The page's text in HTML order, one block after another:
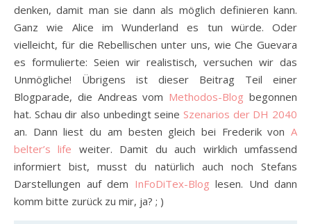
denken, damit man sie dann als möglich definieren kann.
Ganz wie Alice im Wunderland es tun würde. Oder
vielleicht, für die Rebellischen unter uns, wie Che Guevara
es formulierte: Seien wir realistisch, versuchen wir das
Unmögliche! Übrigens ist dieser Beitrag Teil einer
Blogparade, die Andreas vom Methodos-Blog begonnen
hat. Schau dir also unbedingt seine Szenarios der DH 2040
an. Dann liest du am besten gleich bei Frederik von A
belter’s life weiter. Damit du auch wirklich umfassend
informiert bist, musst du natürlich auch noch Stefans
Darstellungen auf dem InFoDiTex-Blog lesen. Und dann
komm bitte zurück zu mir, ja? ; )